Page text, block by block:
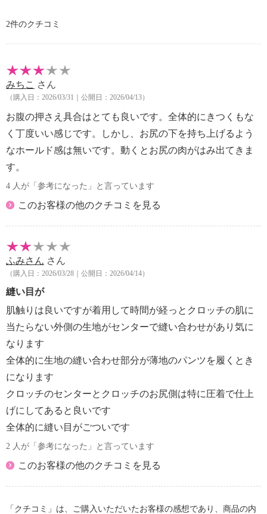
・中国製
2件のクチコミ
みちこ さん
（購入日：2026/03/31｜公開日：2026/04/13）
お腹の押さえ具合はとても良いです。全体的にきつくもな
く丁度いい感じです。しかし、お尻の下を持ち上げるよう
なホールド感は無いです。動くとお尻の肉がはみ出てきま
す。
4 人が「参考になった」と言っています
このお客様の他のクチコミを見る
ふみさん さん
（購入日：2026/03/28｜公開日：2026/04/14）
縫い目が
肌触りは良いですが着用して時間が経っとクロッチの肌に
当たらない外側の生地がセンターで縫い合わせがあり気に
なります
全体的に生地の縫い合わせ部分が薄地のパンツを履くとき
になります
クロッチのセンターとクロッチのお尻側は特に圧着で仕上
げにしてあると良いです
全体的に縫い目がごついです
2 人が「参考になった」と言っています
このお客様の他のクチコミを見る
「クチコミ」は、ご購入いただいたお客様の感想であり、商品の内